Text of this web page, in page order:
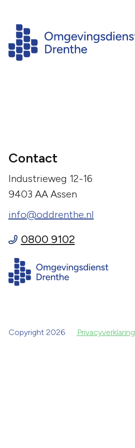
Contact
Industrieweg 12-16
9403 AA Assen
info@oddrenthe.nl
0800 9102
Copyright 2026 Privacyverklaring